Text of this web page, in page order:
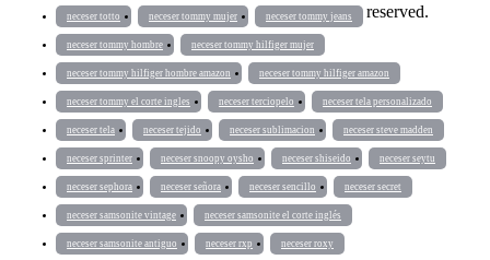
neceser totto neceser tommy mujer neceser tommy jeans
neceser tommy hombre neceser tommy hilfiger mujer
neceser tommy hilfiger hombre amazon neceser tommy hilfiger amazon
neceser tommy el corte ingles neceser terciopelo neceser tela personalizado
neceser tela neceser tejido neceser sublimacion neceser steve madden
neceser sprinter neceser snoopy oysho neceser shiseido neceser seytu
neceser sephora neceser señora neceser sencillo neceser secret
neceser samsonite vintage neceser samsonite el corte inglés
neceser samsonite antiguo neceser rxp neceser roxy
reserved.